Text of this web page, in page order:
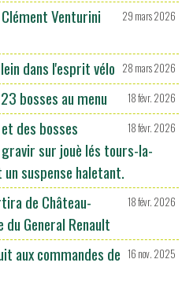
29 mars 2026
Venturini
28 mars 2026
dans l'esprit vélo
18 févr. 2026
bosses au menu
18 févr. 2026
des bosses
sur jouè lés tours-la-
suspense haletant.
18 févr. 2026
de Château-
General Renault
16 nov. 2025
aux commandes de